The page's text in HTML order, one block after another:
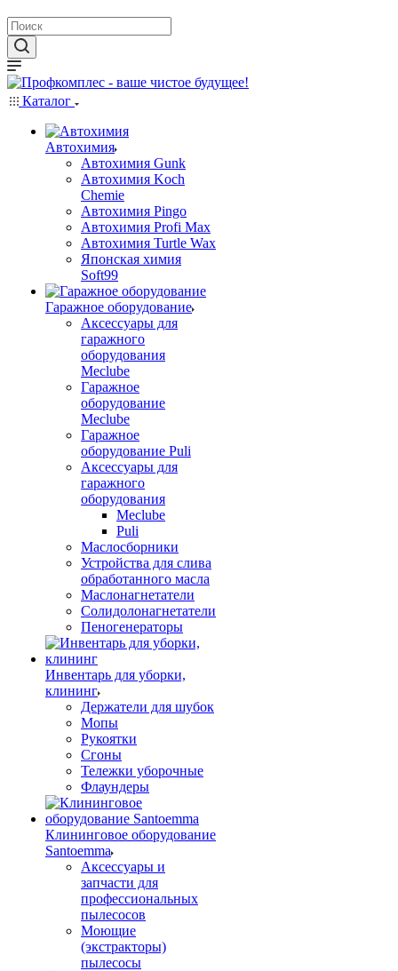
Каталог
Автохимия
Автохимия Gunk
Автохимия Koch
Chemie
Автохимия Pingo
Автохимия Profi Max
Автохимия Turtle Wax
Японская химия
Soft99
Гаражное оборудование
Аксессуары для
гаражного
оборудования
Meclube
Гаражное
оборудование
Meclube
Гаражное
оборудование Puli
Аксессуары для
гаражного
оборудования
Meclube
Puli
Маслосборники
Устройства для слива
обработанного масла
Маслонагнетатели
Солидолонагнетатели
Пеногенераторы
Инвентарь для уборки,
клининг
Держатели для шубок
Мопы
Рукоятки
Сгоны
Тележки уборочные
Флаундеры
Клининговое оборудование
Santoemma
Аксессуары и
запчасти для
профессиональных
пылесосов
Моющие
(экстракторы)
пылесосы